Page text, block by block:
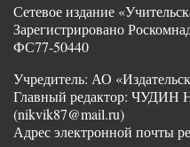
Сетевое издание
Зарегистрировано
ФС77-50440
Учредитель: АО
Главный редактор: ЧУДИН
(nikvik87@mail.ru)
Адрес электронной почты